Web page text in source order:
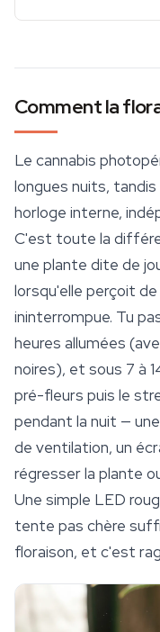
Comment la
Le cannabis
longues nuits,
horloge interne,
C'est toute la
une plante dite de
lorsqu'elle perçoit
ininterrompue. Tu
heures allumées
noires), et sous 7 à
pré-fleurs puis le
pendant la nuit —
de ventilation, un
régresser la plante
Une simple LED
tente pas chère
floraison, et c'est